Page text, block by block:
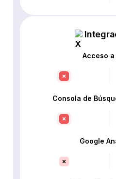
Acceso a
Consola de
Google